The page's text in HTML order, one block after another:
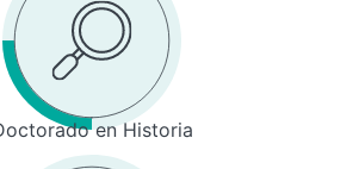
en Historia